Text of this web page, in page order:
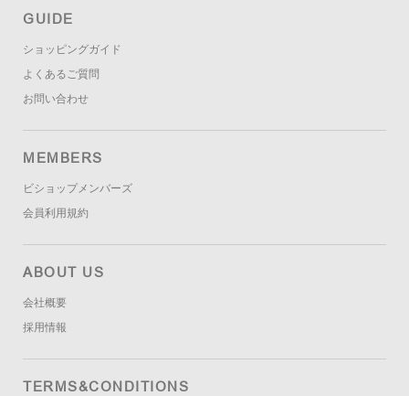
GUIDE
ショッピングガイド
よくあるご質問
お問い合わせ
MEMBERS
ビショップメンバーズ
会員利用規約
ABOUT US
会社概要
採用情報
TERMS&CONDITIONS